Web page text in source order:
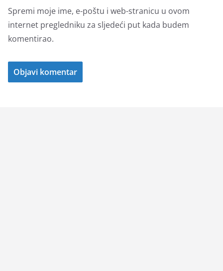
Spremi moje ime, e-poštu i web-stranicu u ovom
internet pregledniku za sljedeći put kada budem
komentirao.